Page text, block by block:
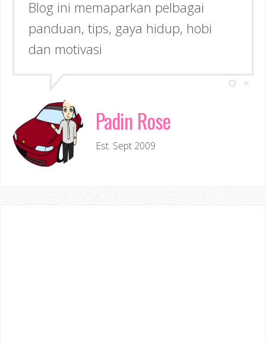
Blog ini memaparkan pelbagai
panduan, tips, gaya hidup, hobi
dan motivasi
Semoga dapat memberi Manfaat &
Inspirasi kepada anda!
Padin Rose
Est. Sept 2009